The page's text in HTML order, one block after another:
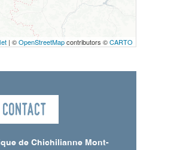
| ©OpenStreetMapcontributors ©CARTO
Contact
de Chichilianne Mont-